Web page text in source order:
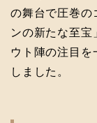
の舞台で圧巻の
ンの新たな至宝
ウト陣の注目を
しました。